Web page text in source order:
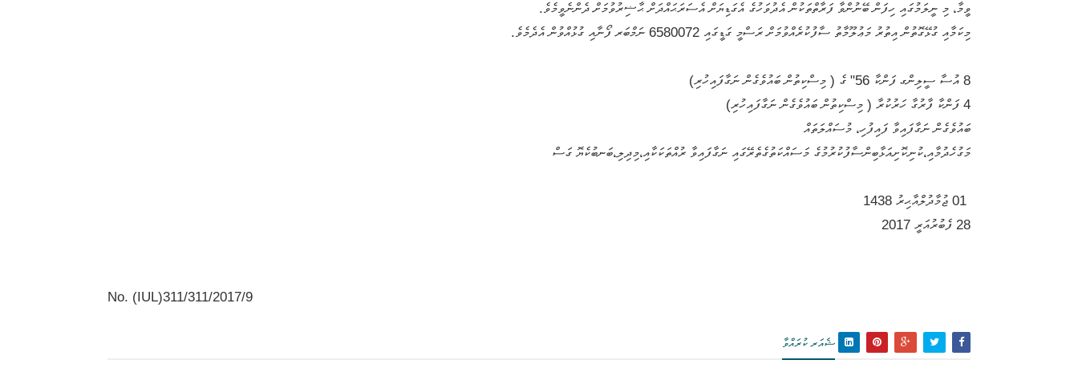
ވީމާ، މި ނީލަމުގައި ހިފަން ބޭނުންވާ ފަރާތްތަކުން އެދުވަހުގެ އެގަޑިޔަށް އެސަރަޙައްދަށް ޙާޟިރުވުމަށް ދެންނެވީމެވެ.
މިކަމާއި ގުޅޭގޮތުން އިތުރު މަޢުލޫމާތު ސާފުކުރެއްވުމަށް ރަސްމީ ގަޑީގައި 6580072 ނަމްބަރ ފޯނާއި ގުޅުއްވުން އެދެމެވެ.
8 އުސާ ސީލިންގ ފަންކާ 56" ގެ ( މިސްކިތުން ބައުވެގެން ނަގާފައިހުރި)
4 ފަންކާ ފާރުގާ ހަރުކުރާ ( މިސްކިތުން ބައުވެގެން ނަގާފައިހުރި)
ބައުވެގެން ނަގާފައިވާ ފައިފުހި، މުސައްލަތައް
މަގުހެދުމާއި،ކުނިކޮށިއަޅާބިންސާފުކުރުމުގެ މަސައްކަތުގެތެރޭގައި ނަގާފައިވާ ރުއްތަކަކާއި،މިދިލި،ބަނބުކެޔޮ ގަސް
01 ޖުމާދުލްއާޙިރު 1438
28 ފެބުރުއަރީ 2017
No. (IUL)311/311/2017/9
ޝެއަރ ކުރައްވާ